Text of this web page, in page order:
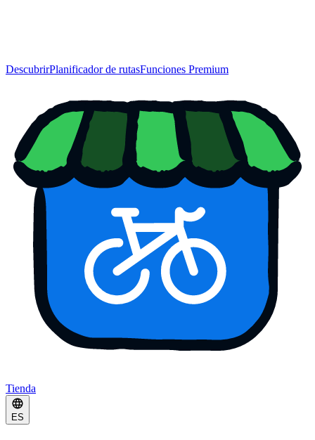
DescubrirPlanificador de rutasFunciones Premium
Tienda
ES